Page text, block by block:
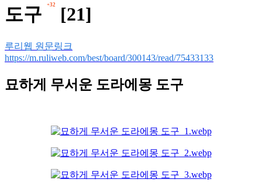
도구
+32 [21]
루리웹 원문링크
https://m.ruliweb.com/best/board/300143/read/75433133
묘하게 무서운 도라에몽 도구